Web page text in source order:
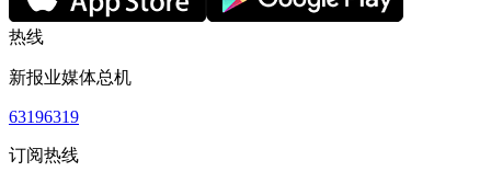
热线
新报业媒体总机
63196319
订阅热线